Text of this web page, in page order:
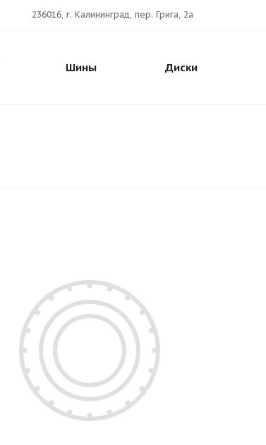
236016, г. Калининград, пер. Грига, 2а
Шины Диски